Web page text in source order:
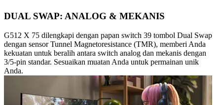
DUAL SWAP: ANALOG & MEKANIS
G512 X 75 dilengkapi dengan papan switch 39 tombol Dual Swap
dengan sensor Tunnel Magnetoresistance (TMR), memberi Anda
kekuatan untuk beralih antara switch analog dan mekanis dengan
3/5-pin standar. Sesuaikan muatan Anda untuk permainan unik
Anda.